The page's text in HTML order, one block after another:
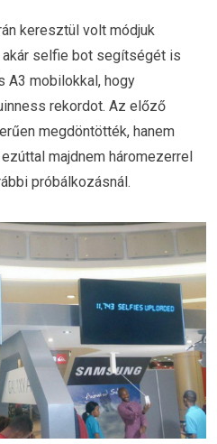
keresztül volt módjuk
selfie bot segítségét is
A3 mobilokkal, hogy
rekordot. Az előző
megdöntötték, hanem
majdnem háromezerrel
próbálkozásnál.